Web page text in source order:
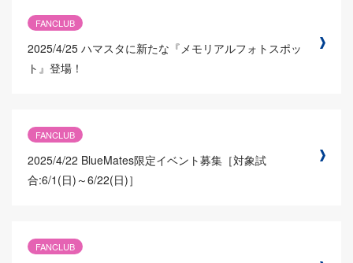
FANCLUB
2025/4/25 ハマスタに新たな『メモリアルフォトスポッ
ト』登場！
FANCLUB
2025/4/22 BlueMates限定イベント募集［対象試
合:6/1(日)～6/22(日)］
FANCLUB